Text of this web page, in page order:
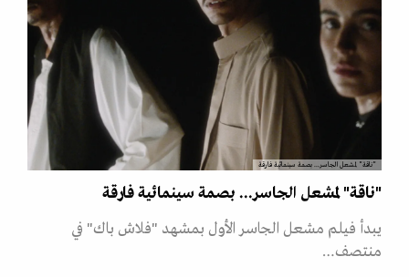
"ناقة" لمشعل الجاسر... بصمة سينمائية فارقة
"ناقة" لمشعل الجاسر... بصمة سينمائية فارقة
يبدأ فيلم مشعل الجاسر الأول بمشهد "فلاش باك" في
منتصف…